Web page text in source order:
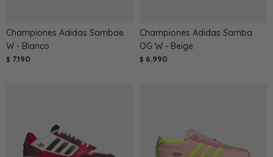
Championes Adidas Sambae
W - Blanco
$ 7.190
Championes Adidas Samba
OG W - Beige
$ 6.990